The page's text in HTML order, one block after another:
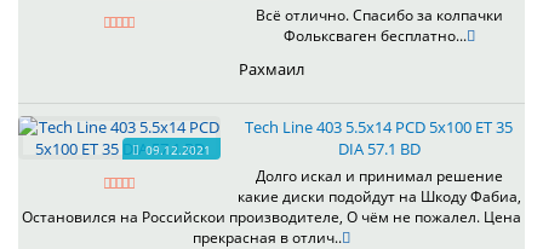
Всё отлично. Спасибо за колпачки
Фольксваген бесплатно...
Рахмаил
09.12.2021
Tech Line 403 5.5x14 PCD 5x100 ET 35
DIA 57.1 BD
Долго искал и принимал решение
какие диски подойдут на Шкоду Фабиа,
Остановился на Российскои производителе, О чём не пожалел. Цена
прекрасная в отлич..